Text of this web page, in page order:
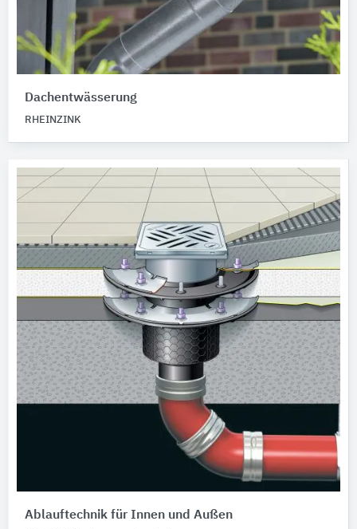
Dachentwässerung
RHEINZINK
Ablauftechnik für Innen und Außen